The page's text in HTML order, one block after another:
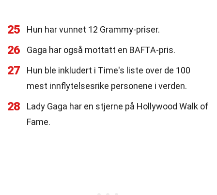
25 Hun har vunnet 12 Grammy-priser.
26 Gaga har også mottatt en BAFTA-pris.
27
Hun ble inkludert i Time's liste over de 100
mest innflytelsesrike personene i verden.
28
Lady Gaga har en stjerne på Hollywood Walk of
Fame.